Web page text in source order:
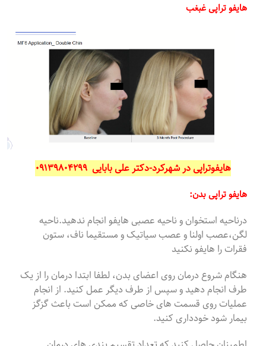
هایفو تراپی غبغب
هایفوتراپی در شهرکرد-دکتر علی بابایی ۰۹۱۳۹۸۰۴۲۹۹
هایفو تراپی بدن:
درناحیه استخوان و ناحیه عصبی هایفو انجام ندهید.ناحیه
لگن،عصب اولنا و عصب سیاتیک و مستقیما ناف، ستون
فقرات را هایفو نکنید
هنگام شروع درمان روی اعضای بدن، لطفا ابتدا درمان را از یک
طرف انجام دهید و سپس از طرف دیگر عمل کنید. از انجام
عملیات روی قسمت های خاصی که ممکن است باعث گزگز
بیمار شود خودداری کنید.